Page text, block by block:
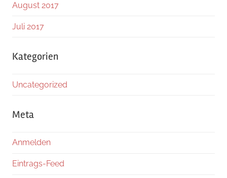
August 2017
Juli 2017
Kategorien
Uncategorized
Meta
Anmelden
Eintrags-Feed